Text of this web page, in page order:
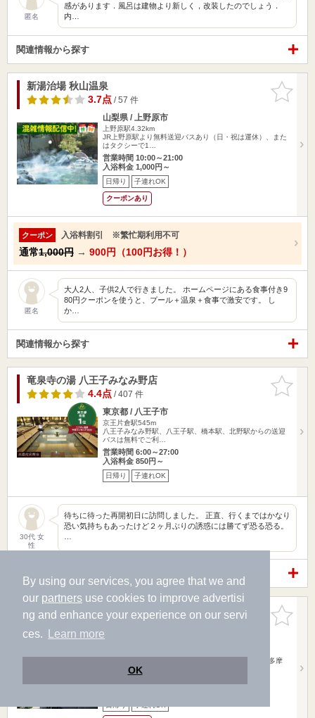
By using our services, you agree that we and
our partners use cookies to improve advertisi
ng and enhance your experience on our servi
ces.
Learn more
OK
匿名
感があります．風呂は建物より新しく，改装したのでしょう．
内…
関連情報から探す
お気に入
りに追加
新湯治場 秋山温泉
3.7点/ 57 件
山梨県 / 上野原市
上野原駅4.32km
JR上野原駅より無料送迎バスあり（日・祝は運休）、また
はタクシーで1…
営業時間 10:00～21:00
入浴料金 1,000円～
日帰り 子連れOK
クーポンあり
クーポン 入浴料割引 ※繁忙期利用不可
通常1,000円 → 900円（100円お得！）
匿名
大人2人、子供2人で行きました。 ホームページにある食事付き9
80円クーポンを使うと、プール＋温泉＋食事で激安です。 し
か…
関連情報から探す
お気に入
りに追加
竜泉寺の湯 八王子みなみ野店
4.4点/ 407 件
東京都 / 八王子市
京王片倉駅545m
八王子みなみ野駅、八王子駅、橋本駅、北野駅からの送迎
バスは無料でご利…
営業時間 6:00～27:00
入浴料金 850円～
日帰り 子連れOK
30代 女
性
待ちに待った再開初日に訪問しました。 正直、行くまではかなり
恐い気持ちもあったけど２ヶ月ぶりの誘惑には勝てず恐る恐る。
お気に入
りに追加
極楽湯 多摩センター店
3.5点
東京都 / 多摩市落合
多摩センター駅より徒歩5分多摩ニュータウン通り、多摩
センター駅側に曲…